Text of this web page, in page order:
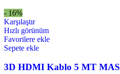
- 16%
Karşılaştır
Hızlı görünüm
Favorilere ekle
Sepete ekle
3D HDMI Kablo 5 MT MAS